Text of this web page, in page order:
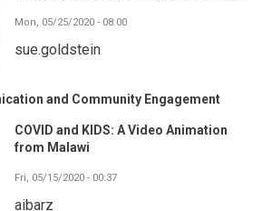
Mon, 05/25/2020 - 08:00
sue.goldstein
and Community Engagement
COVID and KIDS: A Video Animation
from Malawi
Fri, 05/15/2020 - 00:37
aibarz